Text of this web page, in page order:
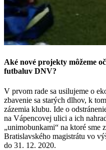
Aké nové projekty môžeme
futbaluv DNV?
V prvom rade sa usilujeme o
zbavenie sa starých dlhov, k
zázemia klubu. Ide o
na Vápencovej ulici a ich
„unimobunkami“ na ktoré sme
Bratislavského magistrátu vo
do 31. 12. 2020.